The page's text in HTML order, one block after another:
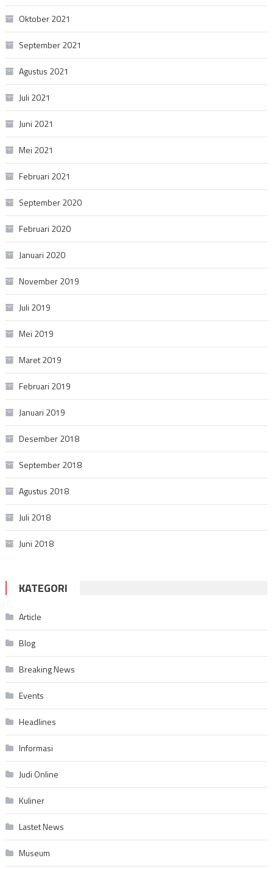
Oktober 2021
September 2021
Agustus 2021
Juli 2021
Juni 2021
Mei 2021
Februari 2021
September 2020
Februari 2020
Januari 2020
November 2019
Juli 2019
Mei 2019
Maret 2019
Februari 2019
Januari 2019
Desember 2018
September 2018
Agustus 2018
Juli 2018
Juni 2018
KATEGORI
Article
Blog
Breaking News
Events
Headlines
Informasi
Judi Online
Kuliner
Lastet News
Museum